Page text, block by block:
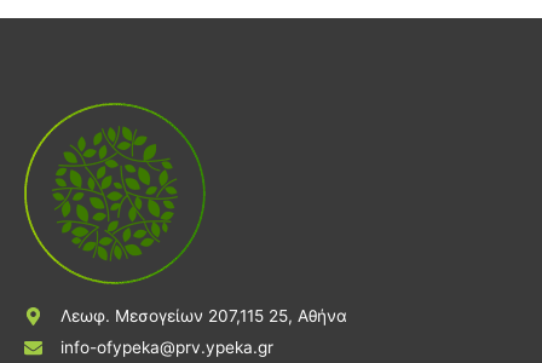
Λεωφ. Μεσογείων 207,115 25, Αθήνα
info-ofypeka@prv.ypeka.gr